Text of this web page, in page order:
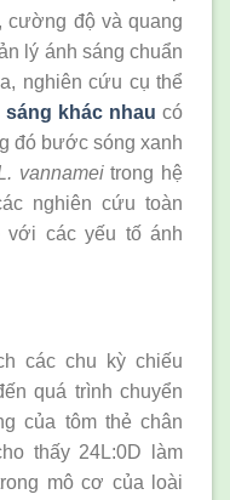
cường độ và quang
lý ánh sáng chuẩn
nghiên cứu cụ thể
khác nhau có
đó bước sóng xanh
vannameitrong hệ
nghiên cứu toàn
các yếu tố ánh
các chu kỳ chiếu
quá trình chuyển
của tôm thẻ chân
thấy 24L:0D làm
mô cơ của loài